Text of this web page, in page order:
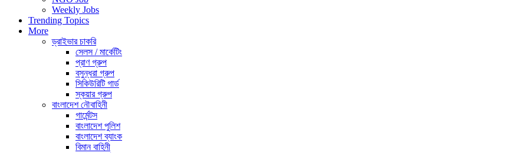
Weekly Jobs
Trending Topics
More
ড্রাইভার চাকরি
সেলস / মার্কেটিং
প্রাণ গ্রুপ
বসুন্ধরা গ্রুপ
সিকিউরিটি গার্ড
স্কয়ার গ্রুপ
বাংলাদেশ নৌবাহিনী
গার্মেন্টস
বাংলাদেশ পুলিশ
বাংলাদেশ ব্যাংক
বিমান বাহিনী